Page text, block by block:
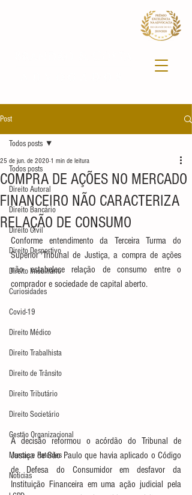
Post
Todos posts
Direito Autoral
Direito Bancário
Direito Civil
Direito Desportivo
Direito Imobiliário
Curiosidades
Covid-19
Direito Médico
Direito Trabalhista
Direito de Trânsito
Direito Tributário
Direito Societário
Gestão Organizacional
Marcas e Patentes
Notícias
Todos posts
COMPRA DE AÇÕES NO MERCADO
FINANCEIRO NÃO CARACTERIZA
RELAÇÃO DE CONSUMO
25 de jun. de 2020 1 min de leitura
Conforme entendimento da Terceira Turma do
Superior Tribunal de Justiça, a compra de ações
não estabelece relação de consumo entre o
comprador e sociedade de capital aberto.
A decisão reformou o acórdão do Tribunal de
Justiça de São Paulo que havia aplicado o Código
de Defesa do Consumidor em desfavor da
Instituição Financeira em uma ação judicial pela